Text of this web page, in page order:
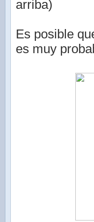
arriba)
Es posible
es muy